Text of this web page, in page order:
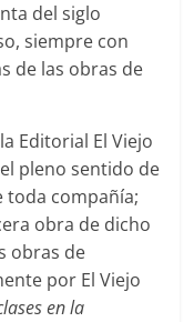
del siglo
siempre con
de las obras de
Editorial El Viejo
pleno sentido de
toda compañía;
obra de dicho
obras de
por El Viejo
en la